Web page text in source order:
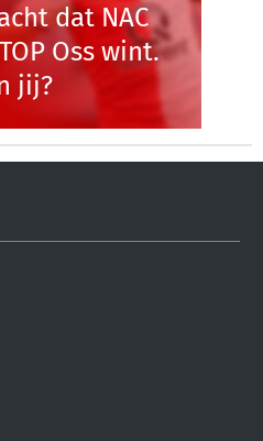
dat NAC
Oss wint.
jij?